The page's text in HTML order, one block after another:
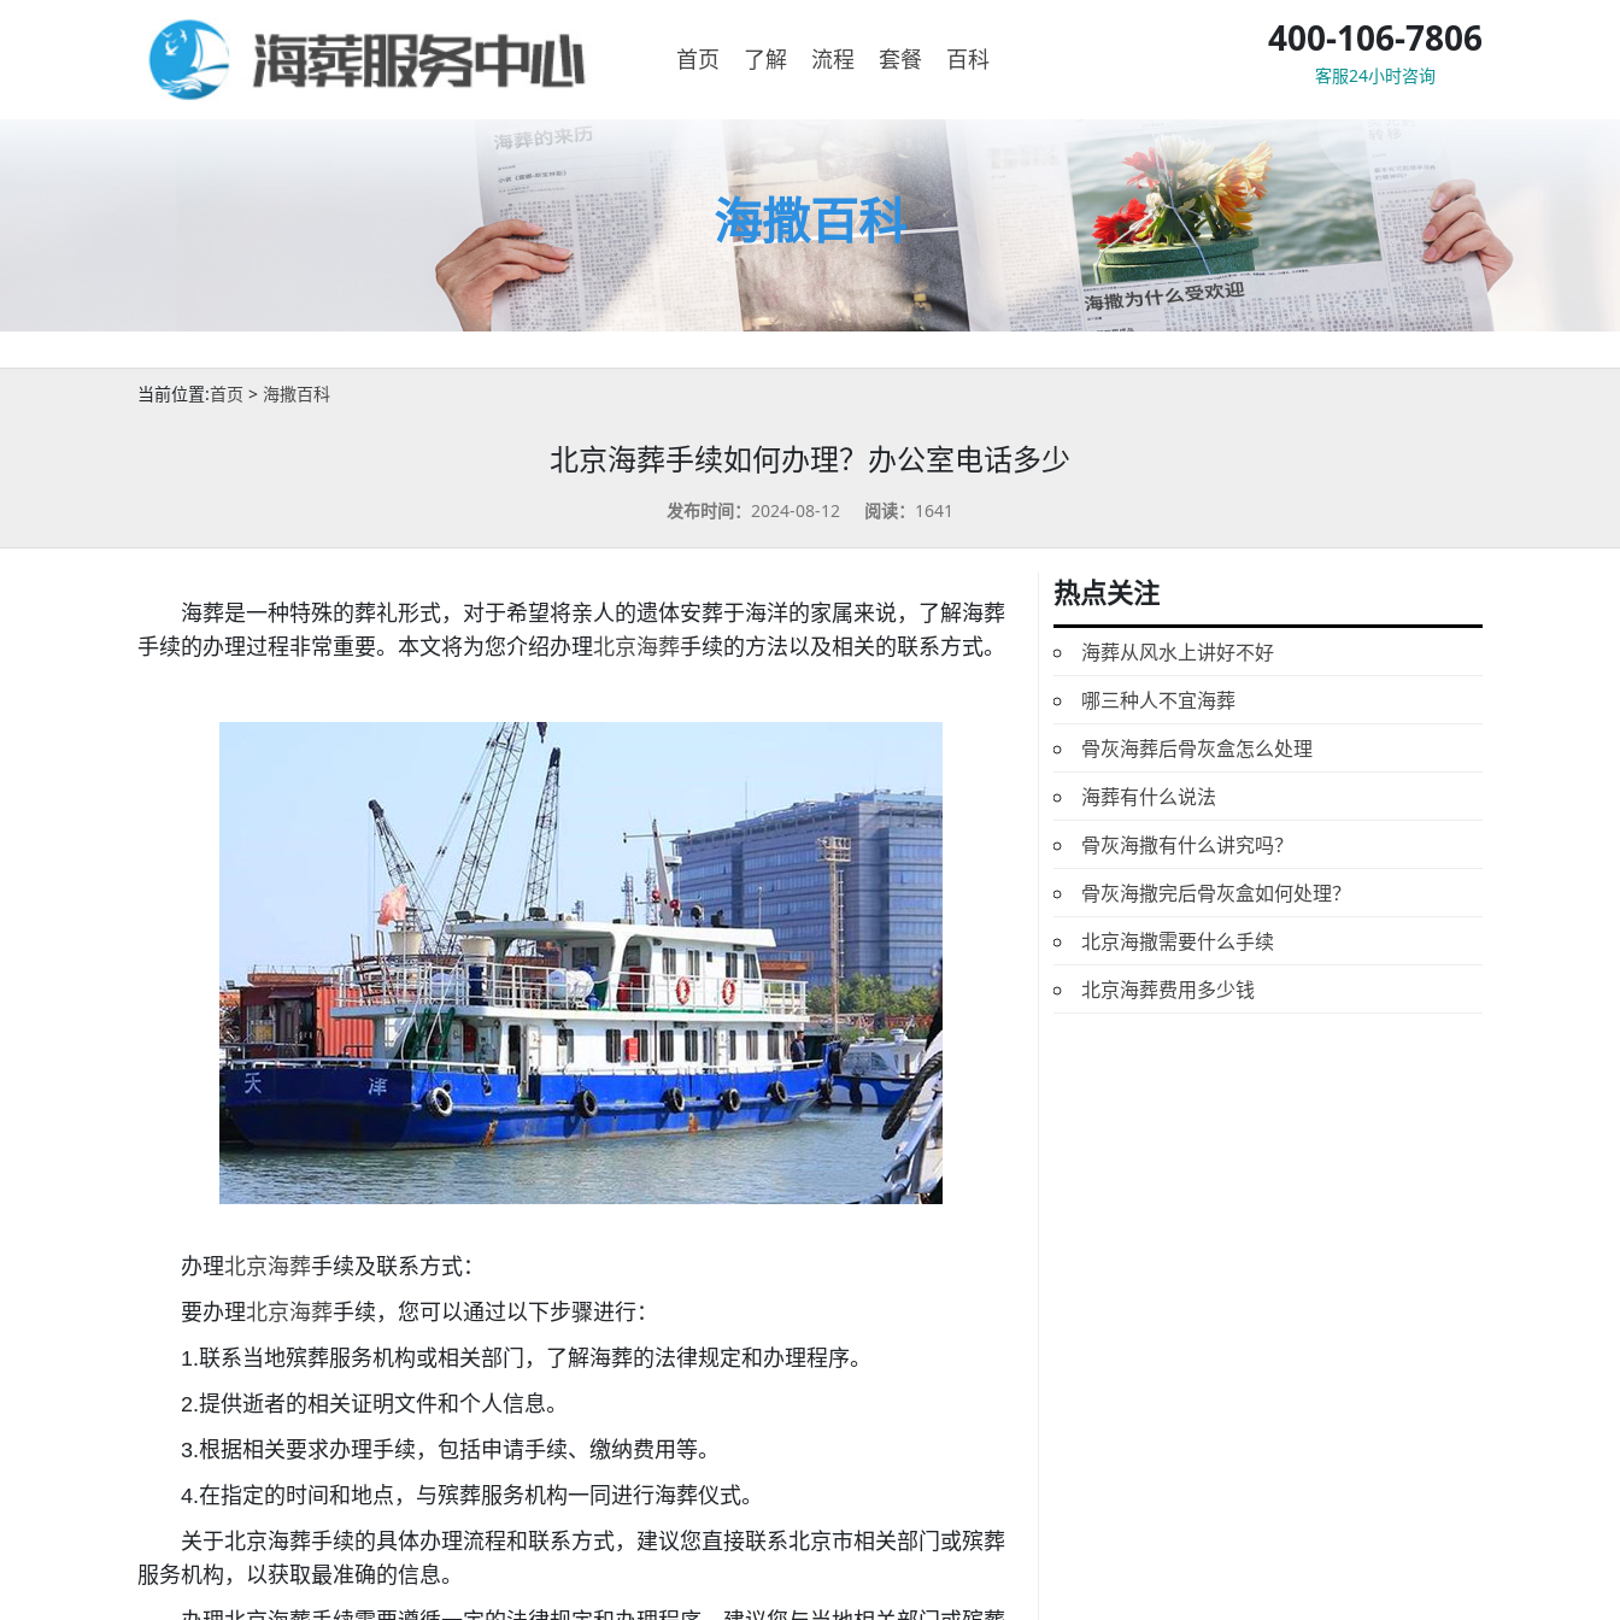
首页 了解 流程 套餐 百科 400-106-7806
客服24小时咨询
海撒百科
当前位置:首页 > 海撒百科
北京海葬手续如何办理？办公室电话多少
发布时间： 2024-08-12 阅读： 1641
海葬是一种特殊的葬礼形式，对于希望将亲人的遗体安葬于海洋的家属来说，了解海葬
手续的办理过程非常重要。本文将为您介绍办理北京海葬手续的方法以及相关的联系方式。
办理北京海葬手续及联系方式：
要办理北京海葬手续，您可以通过以下步骤进行：
1.联系当地殡葬服务机构或相关部门，了解海葬的法律规定和办理程序。
2.提供逝者的相关证明文件和个人信息。
3.根据相关要求办理手续，包括申请手续、缴纳费用等。
4.在指定的时间和地点，与殡葬服务机构一同进行海葬仪式。
关于北京海葬手续的具体办理流程和联系方式，建议您直接联系北京市相关部门或殡葬
服务机构，以获取最准确的信息。
热点关注
海葬从风水上讲好不好
哪三种人不宜海葬
骨灰海葬后骨灰盒怎么处理
海葬有什么说法
骨灰海撒有什么讲究吗？
骨灰海撒完后骨灰盒如何处理？
北京海撒需要什么手续
北京海葬费用多少钱